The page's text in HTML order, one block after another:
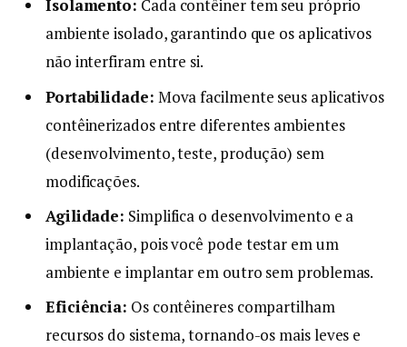
Isolamento: Cada contêiner tem seu próprio
ambiente isolado, garantindo que os aplicativos
não interfiram entre si.
Portabilidade: Mova facilmente seus aplicativos
contêinerizados entre diferentes ambientes
(desenvolvimento, teste, produção) sem
modificações.
Agilidade: Simplifica o desenvolvimento e a
implantação, pois você pode testar em um
ambiente e implantar em outro sem problemas.
Eficiência: Os contêineres compartilham
recursos do sistema, tornando-os mais leves e